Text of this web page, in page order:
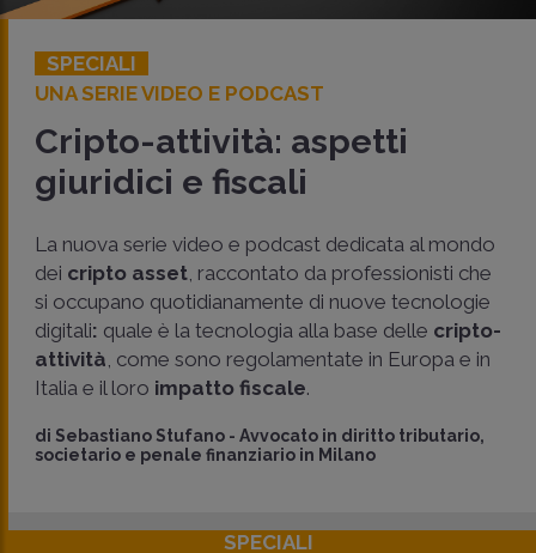
SPECIALI
UNA SERIE VIDEO E PODCAST
Cripto-attività: aspetti
giuridici e fiscali
La nuova serie video e podcast dedicata al mondo
dei cripto asset, raccontato da professionisti che
si occupano quotidianamente di nuove tecnologie
digitali: quale è la tecnologia alla base delle cripto-
attività , come sono regolamentate in Europa e in
Italia e il loro impatto fiscale.
di Sebastiano Stufano - Avvocato in diritto tributario,
societario e penale finanziario in Milano
SPECIALI